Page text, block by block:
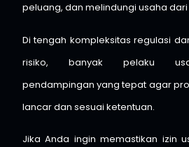
peluang, dan melindungi usaha dari
Di tengah kompleksitas regulasi
risiko, banyak pelaku
pendampingan yang tepat agar
lancar dan sesuai ketentuan.
Jika Anda ingin memastikan izin